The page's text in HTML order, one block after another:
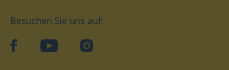
Besuchen Sie uns auf:
facebookYouTube Instagram